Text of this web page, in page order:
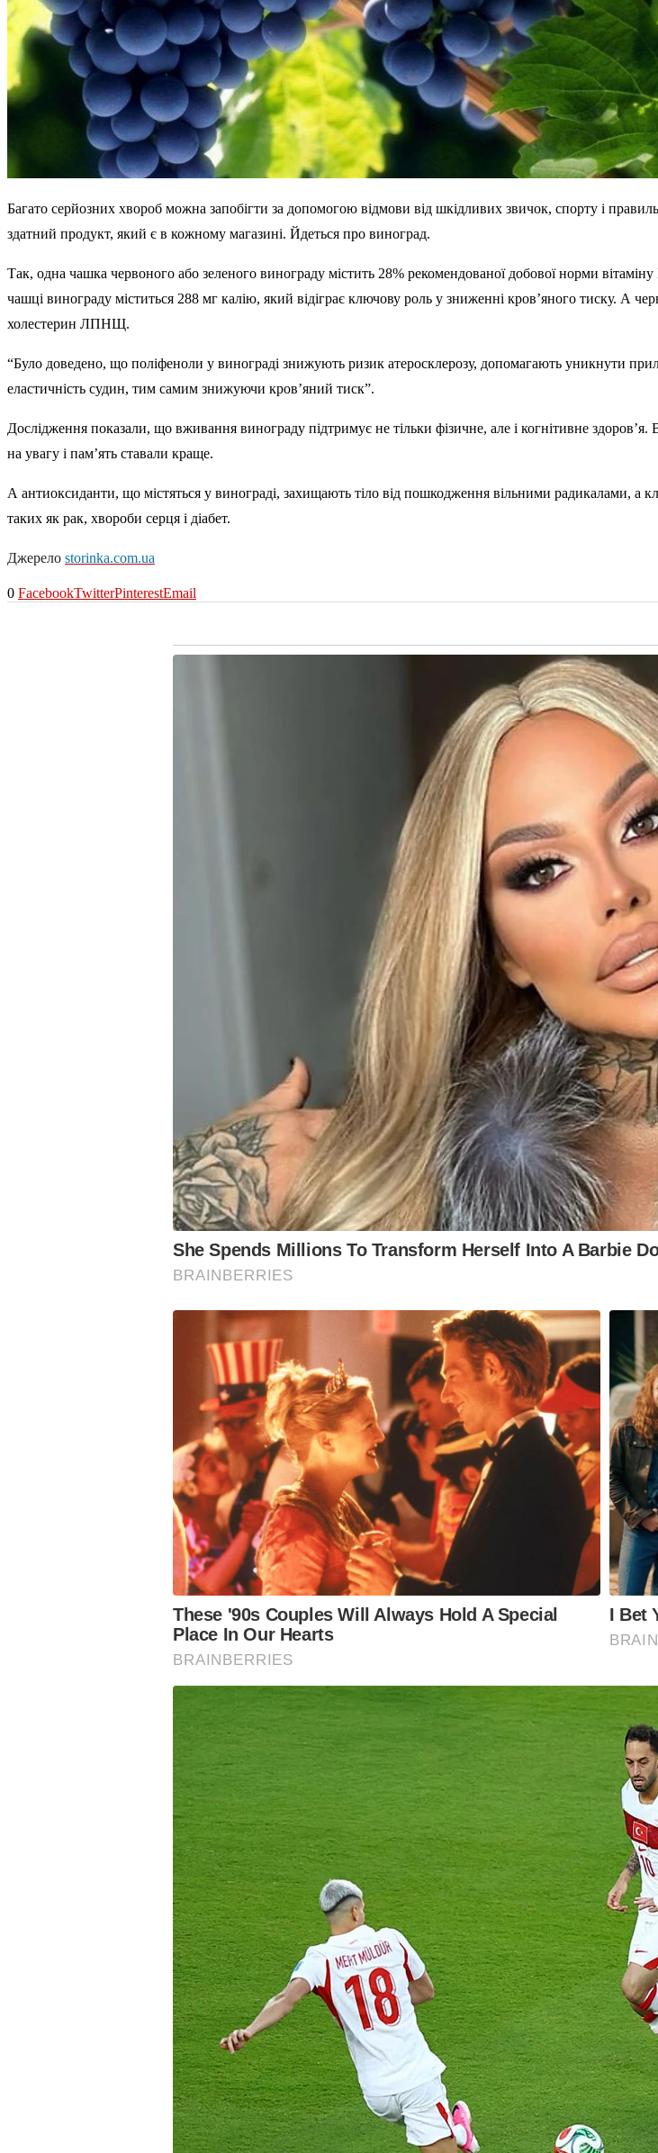
Багато серйозних хвороб можна запобігти за допомогою відмови від шкідливих звичок, спорту і
здатний продукт, який є в кожному магазині. Йдеться про виноград.
Так, одна чашка червоного або зеленого винограду містить 28% рекомендованої добової норми
чашці винограду міститься 288 мг калію, який відіграє ключову роль у зниженні кров’яного тиску. А
холестерин ЛПНЩ.
“Було доведено, що поліфеноли у винограді знижують ризик атеросклерозу, допомагають уникнути
еластичність судин, тим самим знижуючи кров’яний тиск”.
Дослідження показали, що вживання винограду підтримує не тільки фізичне, але і когнітивне здоров’я.
на увагу і пам’ять ставали краще.
А антиоксиданти, що містяться у винограді, захищають тіло від пошкодження вільними радикалами, а
таких як рак, хвороби серця і діабет.
Джерело storinka.com.ua
0 FacebookTwitterPinterestEmail